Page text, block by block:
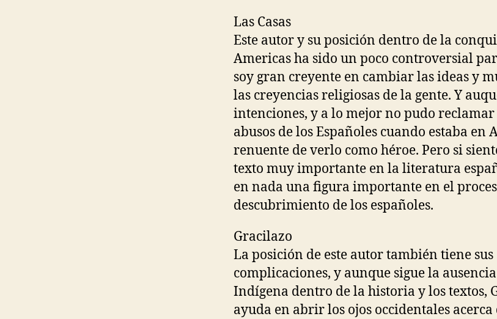
Las Casas
Este autor y su posición dentro de la
Americas ha sido un poco controversial
soy gran creyente en cambiar las ideas y
las creyencias religiosas de la gente. Y
intenciones, y a lo mejor no pudo
abusos de los Españoles cuando estaba en
renuente de verlo como héroe. Pero si
texto muy importante en la literatura
en nada una figura importante en el
descubrimiento de los españoles.
Gracilazo
La posición de este autor también tiene sus
complicaciones, y aunque sigue la
Indígena dentro de la historia y los textos,
ayuda en abrir los ojos occidentales acerca